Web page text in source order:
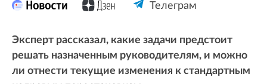
Телеграм
Эксперт рассказал, какие задачи предстоит
решать назначенным руководителям, и можно
ли отнести текущие изменения к стандартным